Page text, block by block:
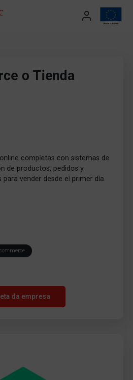
o Tienda
completas con sistemas de
de productos, pedidos y
vender desde el primer día.
da empresa